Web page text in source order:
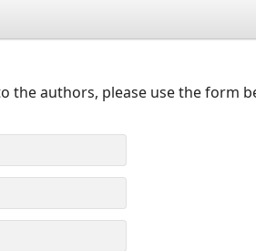
the authors, please use the form